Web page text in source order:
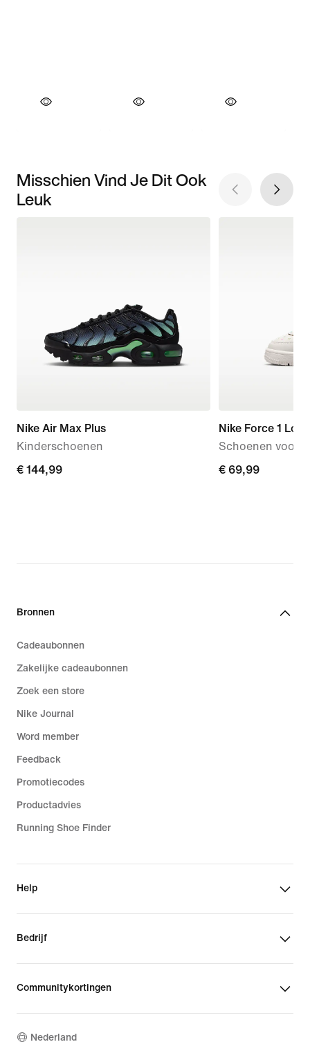
Misschien Vind Je Dit Ook
Leuk
Nike Air Max Plus
Kinderschoenen
€ 144,99
€ 144,99
Nike Force 1 Low
Schoenen voor
€ 69,99
€ 69,99
Bronnen
Cadeaubonnen
Zakelijke cadeaubonnen
Zoek een store
Nike Journal
Word member
Feedback
Promotiecodes
Productadvies
Running Shoe Finder
Help
Bedrijf
Communitykortingen
Nederland